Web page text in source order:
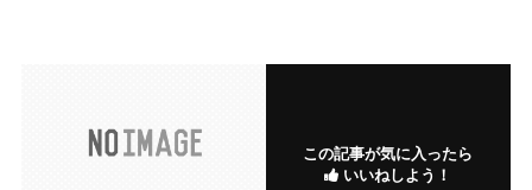
この記事が気に入ったら
いいねしよう！